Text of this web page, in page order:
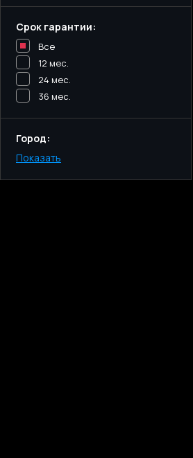
Срок гарантии:
Все
12 мес.
24 мес.
36 мес.
Город:
Киев
Показать